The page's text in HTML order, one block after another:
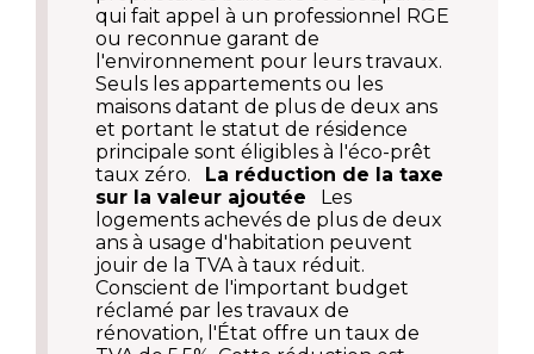
qui fait appel à un professionnel RGE
ou reconnue garant de
l'environnement pour leurs travaux.
Seuls les appartements ou les
maisons datant de plus de deux ans
et portant le statut de résidence
principale sont éligibles à l'éco-prêt
taux zéro. La réduction de la taxe
sur la valeur ajoutée Les
logements achevés de plus de deux
ans à usage d'habitation peuvent
jouir de la TVA à taux réduit.
Conscient de l'important budget
réclamé par les travaux de
rénovation, l'État offre un taux de